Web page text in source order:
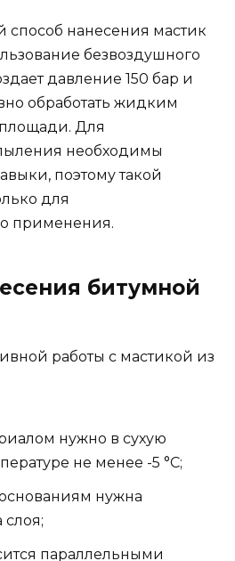
нанесения мастик
безвоздушного
давление 150 бар и
обработать жидким
Для
необходимы
поэтому такой
для
применения.
битумной
работы с мастикой из
нужно в сухую
не менее -5 °С;
нужна
слоя;
параллельными